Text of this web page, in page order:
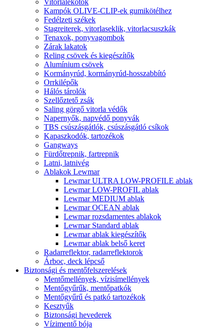
Vitorlalekötők
Kampók OLIVE-CLIP-ek gumikötélhez
Fedélzeti székek
Stagreiterek, vitorlaseklik, vitorlacsuszkák
Tenaxok, ponyvagombok
Zárak lakatok
Reling csövek és kiegészítők
Alumínium csövek
Kormányrúd, kormányrúd-hosszabbító
Orrkilépők
Hálós tárolók
Szellőztető zsák
Saling görgő vitorla védők
Napernyők, napvédő ponyvák
TBS csúszásgátlók, csúszásgátló csíkok
Kapaszkodók, tartozékok
Gangways
Fürdőtrepnik, fartrepnik
Latni, latnivég
Ablakok Lewmar
Lewmar ULTRA LOW-PROFILE ablak
Lewmar LOW-PROFIL ablak
Lewmar MEDIUM ablak
Lewmar OCEAN ablak
Lewmar rozsdamentes ablakok
Lewmar Standard ablak
Lewmar ablak kiegészítők
Lewmar ablak belső keret
Radarreflektor, radarreflektorok
Árboc, deck lépcső
Biztonsági és mentőfelszerelések
Mentőmellények, vízisímellények
Mentőgyűrűk, mentőpatkók
Mentőgyűrű és patkó tartozékok
Kesztyűk
Biztonsági hevederek
Vízimentő bója